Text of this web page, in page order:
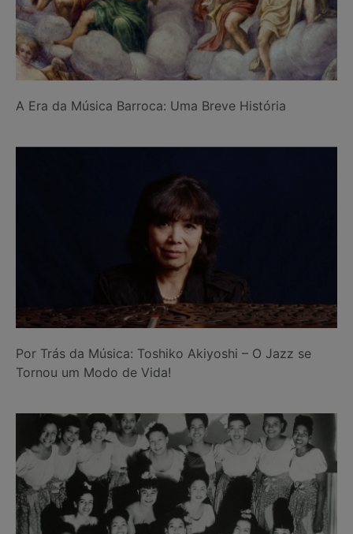
A Era da Música Barroca: Uma Breve História
Por Trás da Música: Toshiko Akiyoshi – O Jazz se
Tornou um Modo de Vida!